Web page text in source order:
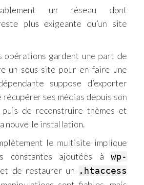
un réseau dont
plus exigeante qu’un site
opérations gardent une part de
un sous-site pour en faire une
suppose d’exporter
récupérer ses médias depuis son
de reconstruire thèmes et
nouvelle installation.
le multisite implique
constantes ajoutées à wp-
et de restaurer un .htaccess